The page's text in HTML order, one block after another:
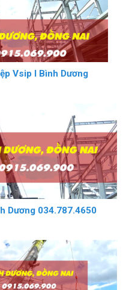
Vsip I Bình Dương
Dương 034.787.4650